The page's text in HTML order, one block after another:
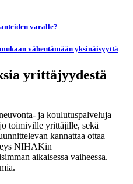
varalle?
vähentämään yksinäisyyttä
yrittäjyydestä
ja koulutuspalveluja
toimiville yrittäjille, sekä
kannattaa ottaa
NIHAKin
aikaisessa vaiheessa.